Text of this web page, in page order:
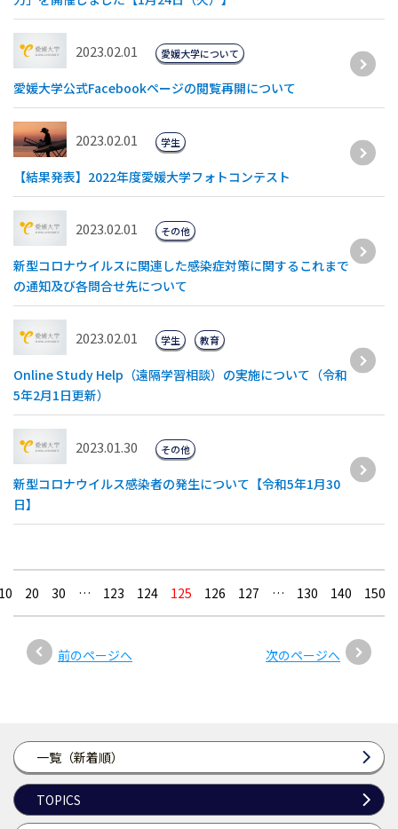
一覧（新着順）
TOPICS
2023.02.01
愛媛大学公式Facebookページの閲覧再開について
愛媛大学について
2023.02.01
【結果発表】2022年度愛媛大学フォトコンテスト
学生
2023.02.01
新型コロナウイルスに関連した感染症対策に関するこれまで
の通知及び各問合せ先について
その他
2023.02.01
Online Study Help（遠隔学習相談）の実施について（令和
5年2月1日更新）
学生 教育
2023.01.30
新型コロナウイルス感染者の発生について【令和5年1月30
日】
その他
前のページへ
20 30 … 123 124 125 126 127 … 130 140 150
次のページへ